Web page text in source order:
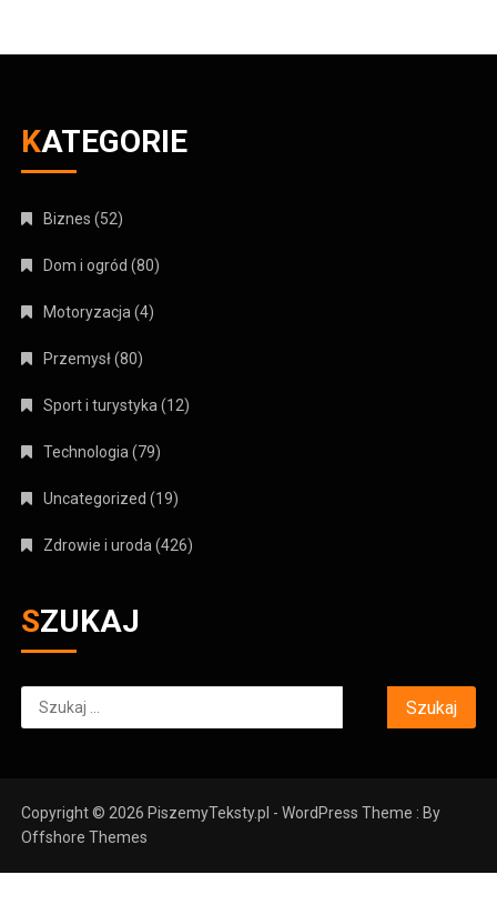
KATEGORIE
Biznes (52)
Dom i ogród (80)
Motoryzacja(4)
Przemysł(80)
Sport i turystyka(12)
Technologia(79)
Uncategorized (19)
Zdrowie i uroda(426)
SZUKAJ
Szukaj:
Copyright © 2026 PiszemyTeksty.pl - WordPress Theme : By
Offshore Themes